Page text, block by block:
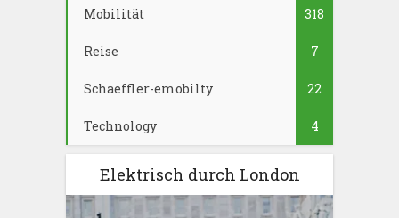
Mobilität 318
Reise 7
Schaeffler-emobilty 22
Technology 4
Elektrisch durch London